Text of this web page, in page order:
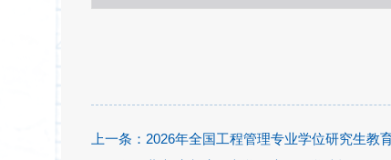
上一条： 2026年全国工程管理专业学位研究生教